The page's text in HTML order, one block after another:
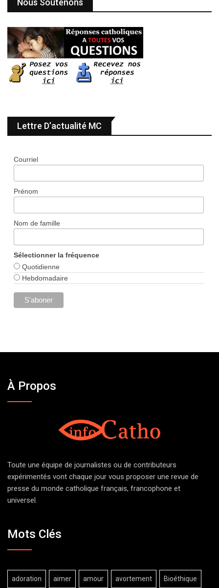
Lettre D’actualité MC
Courriel
Prénom
Nom de famille
Sélectionner la fréquence
Quotidienne
Hebdomadaire
À Propos
Toute une équipe de journalistes ou de contributeurs
expérimentés vont chaque jour vous proposer une revue de
presse du monde catholique français, francophone et
universel.
Mots Clés
adoration aimer amour avortement Bioéthique